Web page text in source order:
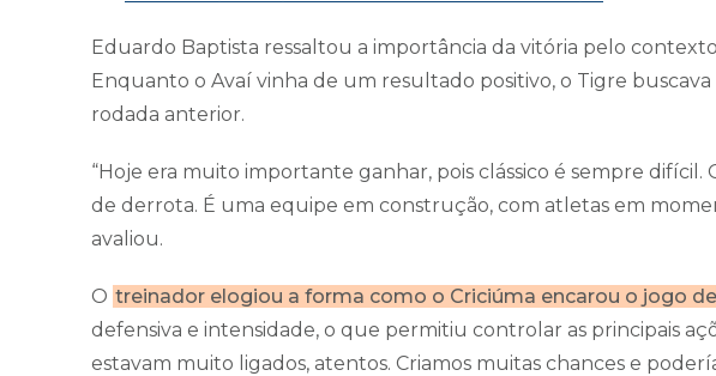
Eduardo Baptista ressaltou a importância da vitória pelo
Enquanto o Avaí vinha de um resultado positivo, o Tigre
rodada anterior.
“Hoje era muito importante ganhar, pois clássico é sempre difícil.
de derrota. É uma equipe em construção, com atletas em
avaliou.
O treinador elogiou a forma como o Criciúma encarou o jogo
defensiva e intensidade, o que permitiu controlar as principais
estavam muito ligados, atentos. Criamos muitas chances e